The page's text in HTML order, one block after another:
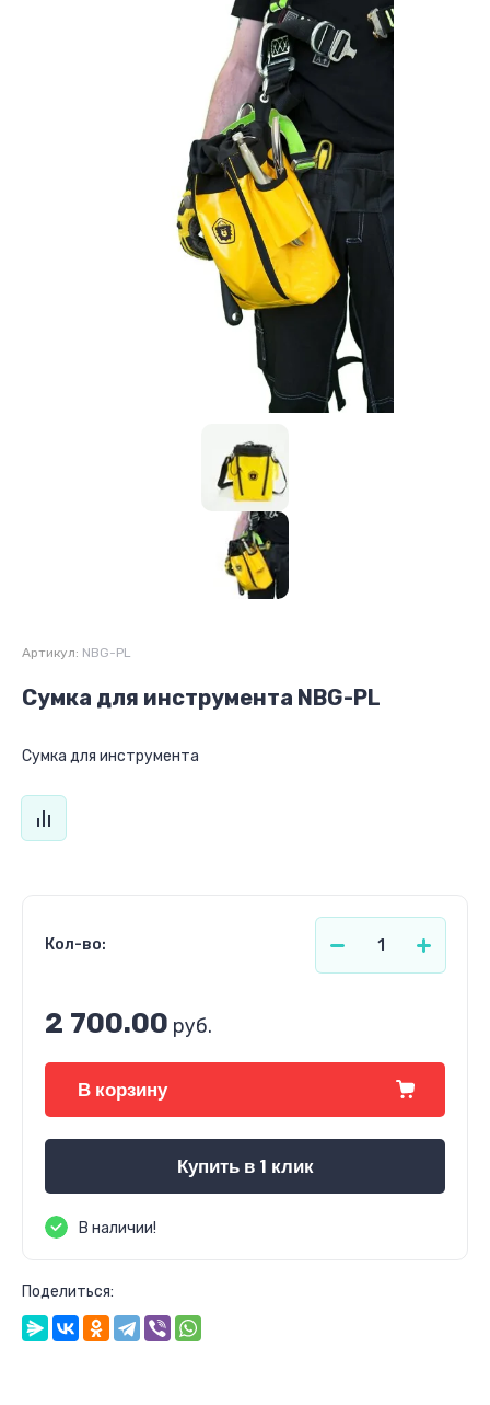
Артикул: NBG-PL
Сумка для инструмента NBG-PL
Сумка для инструмента
Кол-во:
2 700.00 руб.
В корзину
Купить в 1 клик
В наличии!
Поделиться: